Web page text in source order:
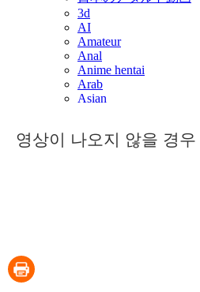
영상이 나오지 않을 경우